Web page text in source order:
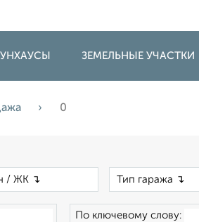
ЗЕМЕЛЬНЫЕ УЧАСТКИ
0
По ключевому слову: